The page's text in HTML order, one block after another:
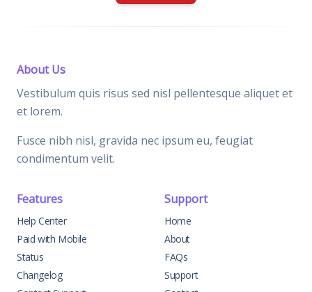
About Us
Vestibulum quis risus sed nisl pellentesque aliquet et
et lorem.
Fusce nibh nisl, gravida nec ipsum eu, feugiat
condimentum velit.
Features
Help Center
Paid with Mobile
Status
Changelog
Support
Home
About
FAQs
Support